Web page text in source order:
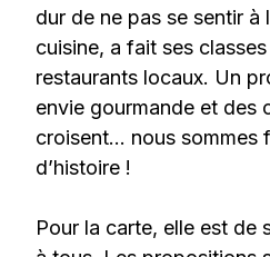
dur de ne pas se sentir à
cuisine, a fait ses
restaurants locaux. Un
envie gourmande et des
croisent… nous sommes
d’histoire !
Pour la carte, elle est de